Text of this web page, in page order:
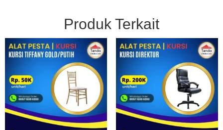
Produk Terkait